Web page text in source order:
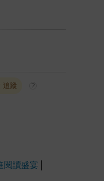
追蹤 ?
閱讀盛宴